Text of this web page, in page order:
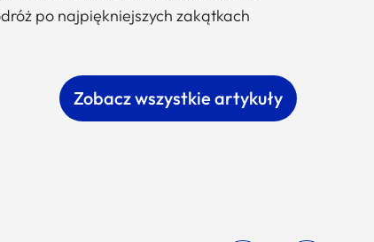
po najpiękniejszych zakątkach
Zobacz wszystkie artykuły